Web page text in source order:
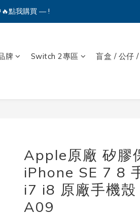
🔥點我購買 — !
🔥點我購買 — !
🔥點我購買 — !
牌 Switch 2專區 盲盒 / 公仔
Apple原廠 矽膠
iPhone SE 7 8
i7 i8 原廠手機殼
A09